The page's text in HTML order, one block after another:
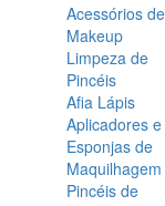
Acessórios de
Makeup
Limpeza de
Pincéis
Afia Lápis
Aplicadores e
Esponjas de
Maquilhagem
Pincéis de